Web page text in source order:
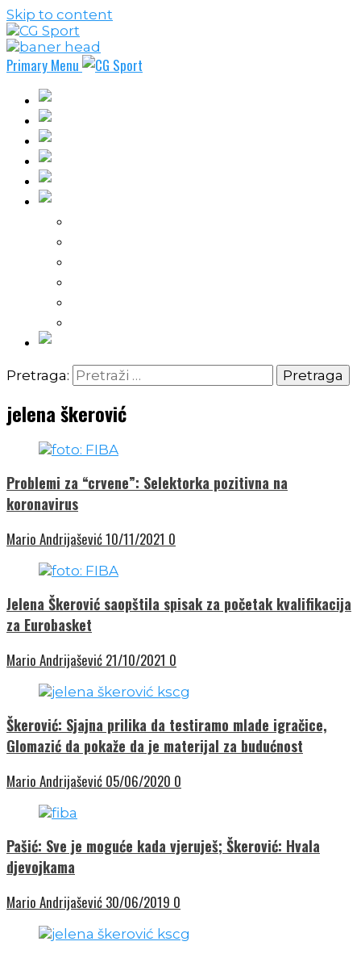
Skip to content
Primary Menu
Pretraga:
jelena škerović
Problemi za “crvene”: Selektorka pozitivna na
koronavirus
Mario Andrijašević10/11/2021 0
Jelena Škerović saopštila spisak za početak kvalifikacija
za Eurobasket
Mario Andrijašević 21/10/2021 0
Škerović: Sjajna prilika da testiramo mlade igračice,
Glomazić da pokaže da je materijal za budućnost
Mario Andrijašević 05/06/2020 0
Pašić: Sve je moguće kada vjeruješ; Škerović: Hvala
djevojkama
Mario Andrijašević 30/06/2019 0